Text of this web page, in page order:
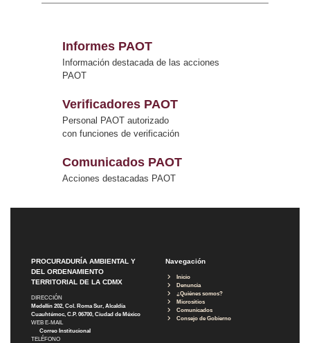
Informes PAOT
Información destacada de las acciones
PAOT
Verificadores PAOT
Personal PAOT autorizado
con funciones de verificación
Comunicados PAOT
Acciones destacadas PAOT
PROCURADURÍA AMBIENTAL Y
DEL ORDENAMIENTO
TERRITORIAL DE LA CDMX
DIRECCIÓN
Medellín 202, Col. Roma Sur, Alcaldía
Cuauhtémoc, C.P. 06700, Ciudad de México
WEB E-MAIL
Correo Institucional
TELÉFONO
Navegación
Inicio
Denuncia
¿Quiénes somos?
Micrositios
Comunicados
Consejo de Gobierno